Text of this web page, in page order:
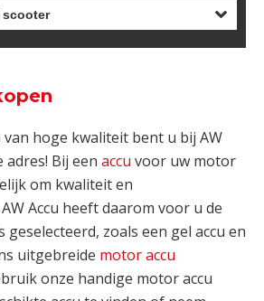
hoge kwaliteit bent u bij AW
adres! Bij een accu voor uw motor
om kwaliteit en
Accu heeft daarom voor u de
geselecteerd, zoals een gel accu en
uitgebreide motor accu
onze handige motor accu